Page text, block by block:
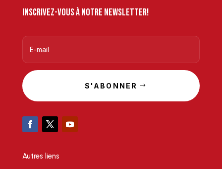
Inscrivez-vous à notre newsletter!
S'ABONNER
Autres liens